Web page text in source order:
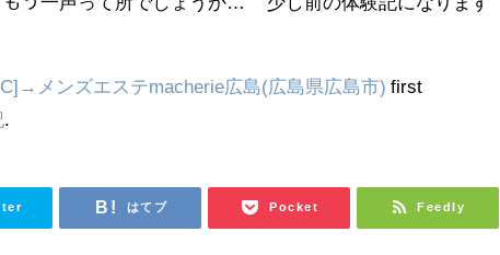
メンズエステmacherie広島(広島県広島市) first
はてブ Pocket Feedly